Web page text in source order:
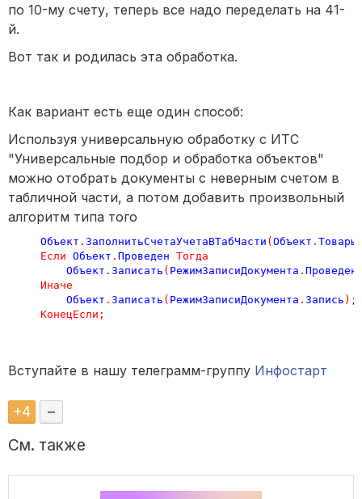
по 10-му счету, теперь все надо переделать на 41-
й.
Вот так и родилась эта обработка.
Как вариант есть еще один способ:
Используя универсальную обработку с ИТС
"Универсальные подбор и обработка объектов"
можно отобрать документы с неверным счетом в
табличной части, а потом добавить произвольный
алгоритм типа того
Объект . ЗаполнитьСчетаУчетаВТабЧасти ( Объект . Товары
Если Объект . Проведен Тогда
Объект . Записать ( РежимЗаписиДокумента .
Иначе
Объект . Записать ( РежимЗаписиДокумента . Запись );
КонецЕсли ;
Вступайте в нашу телеграмм-группу Инфостарт
+4 –
См. также